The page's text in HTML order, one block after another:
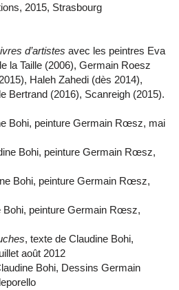
2015, Strasbourg
d’artistes avec les peintres Eva
la Taille (2006), Germain Roesz
Haleh Zahedi (dès 2014),
Bertrand (2016), Scanreigh (2015).
Bohi, peinture Germain Rœsz, mai
Bohi, peinture Germain Rœsz,
Bohi, peinture Germain Rœsz,
Bohi, peinture Germain Rœsz,
, texte de Claudine Bohi,
août 2012
Bohi, Dessins Germain